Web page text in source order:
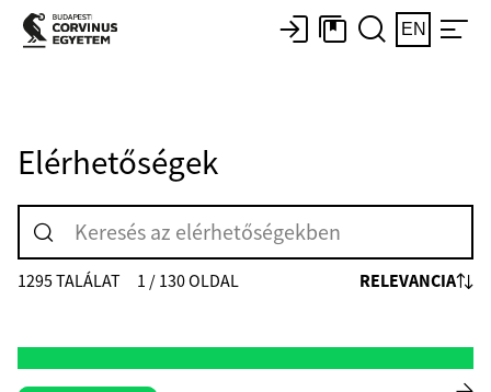
EN
Elérhetőségek
1295 TALÁLAT 1 / 130 OLDAL RELEVANCIA